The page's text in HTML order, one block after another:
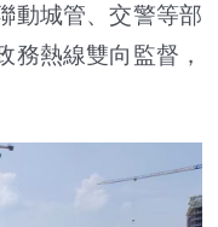
動城管、交警等部
務熱線雙向監督，